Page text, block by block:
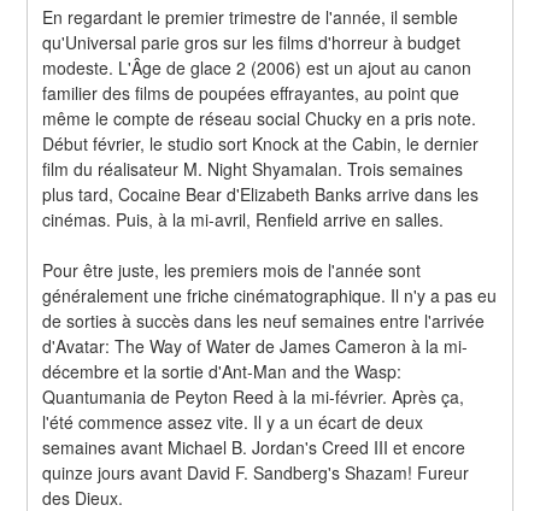
En regardant le premier trimestre de l'année, il semble
qu'Universal parie gros sur les films d'horreur à budget
modeste. L'Âge de glace 2 (2006) est un ajout au canon
familier des films de poupées effrayantes, au point que
même le compte de réseau social Chucky en a pris note.
Début février, le studio sort Knock at the Cabin, le dernier
film du réalisateur M. Night Shyamalan. Trois semaines
plus tard, Cocaine Bear d'Elizabeth Banks arrive dans les
cinémas. Puis, à la mi-avril, Renfield arrive en salles.
Pour être juste, les premiers mois de l'année sont
généralement une friche cinématographique. Il n'y a pas eu
de sorties à succès dans les neuf semaines entre l'arrivée
d'Avatar: The Way of Water de James Cameron à la mi-
décembre et la sortie d'Ant-Man and the Wasp:
Quantumania de Peyton Reed à la mi-février. Après ça,
l'été commence assez vite. Il y a un écart de deux
semaines avant Michael B. Jordan's Creed III et encore
quinze jours avant David F. Sandberg's Shazam! Fureur
des Dieux.